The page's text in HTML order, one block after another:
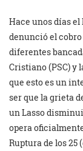
Hace unos días el
denunció el cobro
diferentes
Cristiano (PSC) y
que esto es un
ser que la grieta
un Lasso
opera
Ruptura de los 25